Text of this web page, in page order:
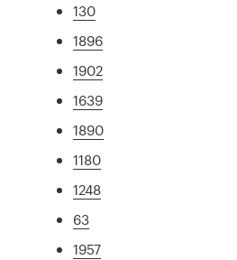
130
1896
1902
1639
1890
1180
1248
63
1957